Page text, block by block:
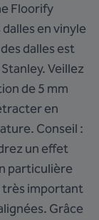
Floorify
dalles en vinyle
dalles est
Veillez
de 5 mm
en
Conseil :
un effet
particulière
très important
Grâce